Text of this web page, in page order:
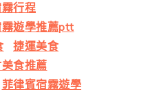
行程
遊學推薦ptt
捷運美食
食推薦
菲律賓宿霧遊學